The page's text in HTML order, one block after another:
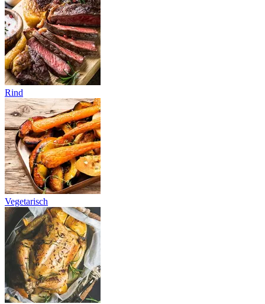
Rind
Vegetarisch